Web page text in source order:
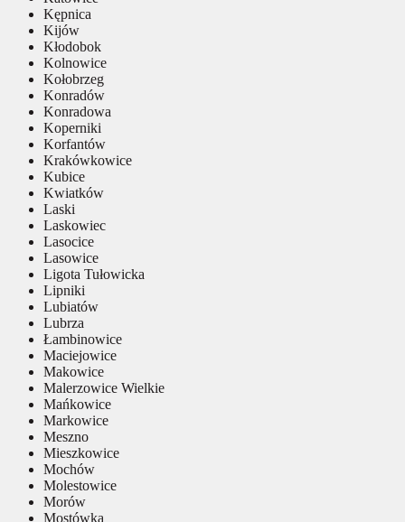
Kępnica
Kijów
Kłodobok
Kolnowice
Kołobrzeg
Konradów
Konradowa
Koperniki
Korfantów
Krakówkowice
Kubice
Kwiatków
Laski
Laskowiec
Lasocice
Lasowice
Ligota Tułowicka
Lipniki
Lubiatów
Lubrza
Łambinowice
Maciejowice
Makowice
Malerzowice Wielkie
Mańkowice
Markowice
Meszno
Mieszkowice
Mochów
Molestowice
Morów
Mostówka